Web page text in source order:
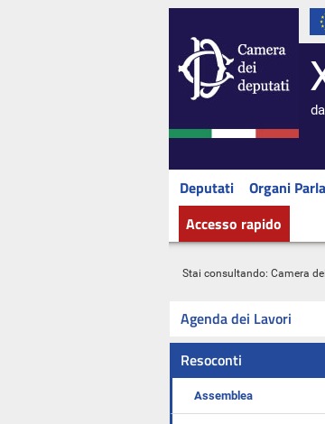
Deputati Organi
Accesso rapido
Stai consultando: Camera
Agenda dei Lavori
Resoconti
Assemblea